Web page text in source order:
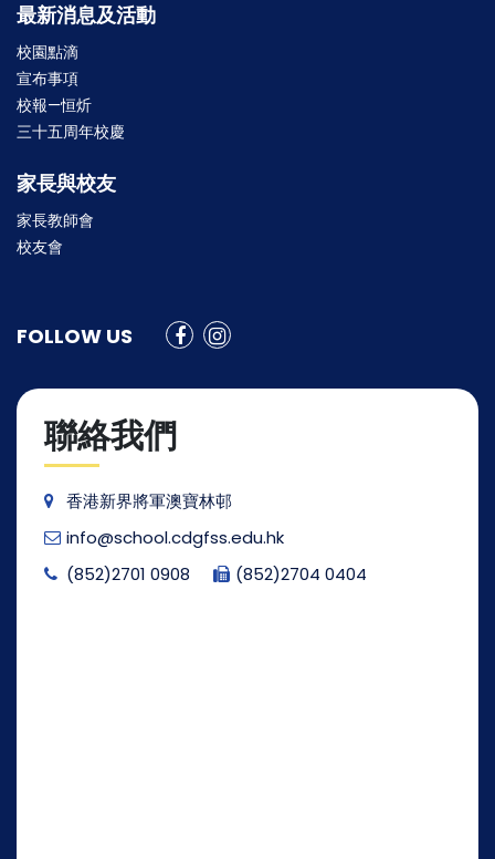
最新消息及活動
校園點滴
宣布事項
校報—恒炘
三十五周年校慶
家長與校友
家長教師會
校友會
FOLLOW US
聯絡我們
香港新界將軍澳寶林邨
info@school.cdgfss.edu.hk
(852)2701 0908
(852)2704 0404